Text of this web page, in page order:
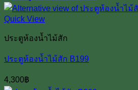
Quick View
ประตูห้องน้ำไม้สัก
ประตูห้องน้ำไม้สัก B199
4,300฿